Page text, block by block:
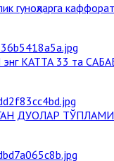
гуноҳларга
КАТТА 33 та
ДУОЛАР ТЎПЛАМИ